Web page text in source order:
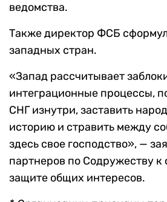
ведомства.
Также директор ФСБ
западных стран.
«Запад рассчитывает
интеграционные процессы,
СНГ изнутри, заставить
историю и стравить между
здесь свое господство», —
партнеров по Содружеству к
защите общих интересов.